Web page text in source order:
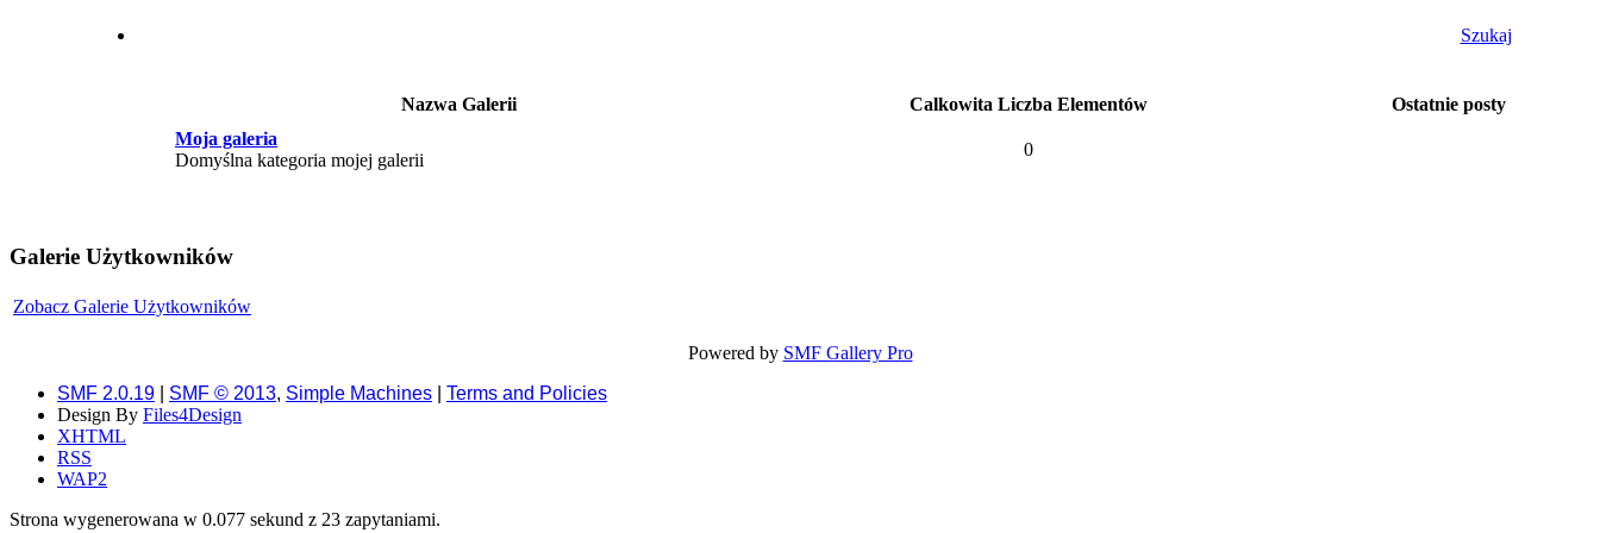
Szukaj
Nazwa Galerii Calkowita Liczba Elementów
Ostatnie posty
Moja galeria
Domyślna kategoria mojej galerii
0
Galerie Użytkowników
Zobacz Galerie Użytkowników
Powered by SMF Gallery Pro
SMF 2.0.19
SMF © 2013, Simple Machines
Terms and Policies
Design By Files4Design
XHTML
RSS
WAP2
Strona wygenerowana w 0.077 sekund z 23 zapytaniami.